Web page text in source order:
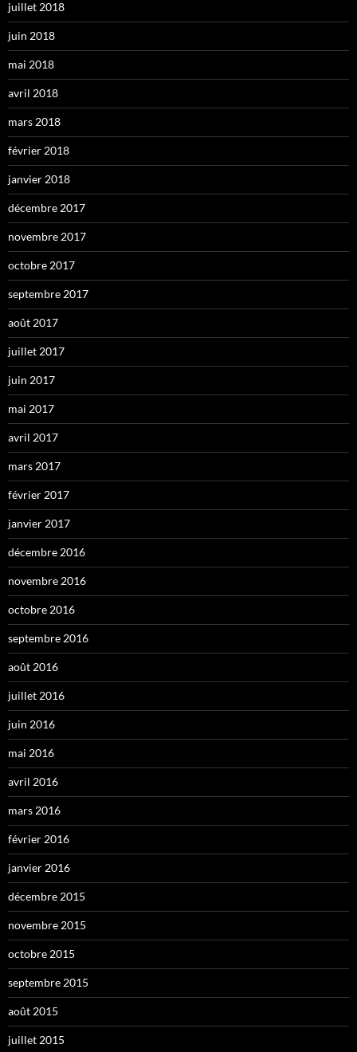
juillet 2018
juin 2018
mai 2018
avril 2018
mars 2018
février 2018
janvier 2018
décembre 2017
novembre 2017
octobre 2017
septembre 2017
août 2017
juillet 2017
juin 2017
mai 2017
avril 2017
mars 2017
février 2017
janvier 2017
décembre 2016
novembre 2016
octobre 2016
septembre 2016
août 2016
juillet 2016
juin 2016
mai 2016
avril 2016
mars 2016
février 2016
janvier 2016
décembre 2015
novembre 2015
octobre 2015
septembre 2015
août 2015
juillet 2015